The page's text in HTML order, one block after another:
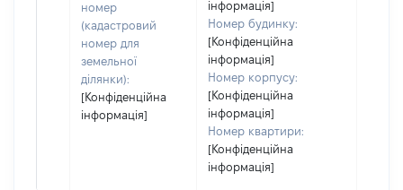
номер
(кадастровий
номер для
земельної
ділянки):
[Конфіденційна
інформація]
інформація]
Номер будинку:
[Конфіденційна
інформація]
Номер корпусу:
[Конфіденційна
інформація]
Номер квартири:
[Конфіденційна
інформація]